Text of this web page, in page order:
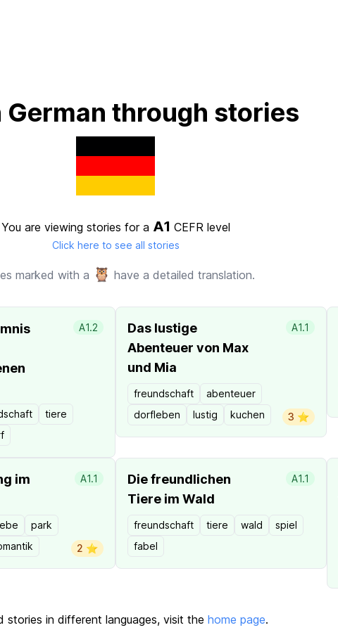
German through stories
You are viewing stories for a A1 CEFR level
Click here to see all stories
marked with a 🦉 have a detailed translation.
A1.2
tiere
Das lustige
Abenteuer von Max
und Mia
A1.1
freundschaft
abenteuer
dorfleben
lustig kuchen 3 ⭐️
im
A1.1
park
2 ⭐️
Die freundlichen
Tiere im Wald
A1.1
freundschaft tiere wald
spiel
fabel
stories in different languages, visit the home page.